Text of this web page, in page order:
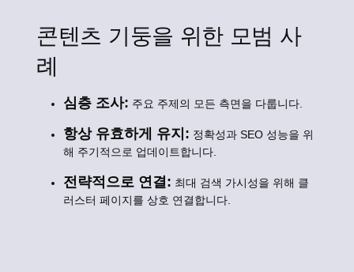
콘텐츠 기둥을 위한 모범 사
례
심층 조사: 주요 주제의 모든 측면을 다룹니다.
항상 유효하게 유지: 정확성과 SEO 성능을 위
해 주기적으로 업데이트합니다.
전략적으로 연결: 최대 검색 가시성을 위해 클
러스터 페이지를 상호 연결합니다.